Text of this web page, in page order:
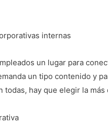
internas
un lugar para
un tipo contenido y
todas, hay que elegir la